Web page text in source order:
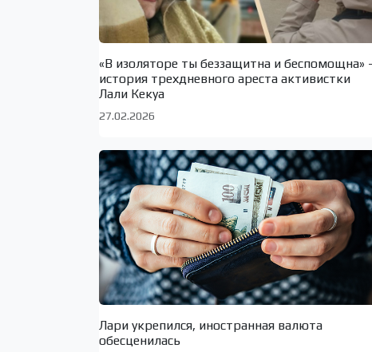
«В изоляторе ты беззащитна и беспомощна»
история трехдневного ареста активистки
Лали Кекуа
27.02.2026
Лари укрепился, иностранная валюта
обесценилась